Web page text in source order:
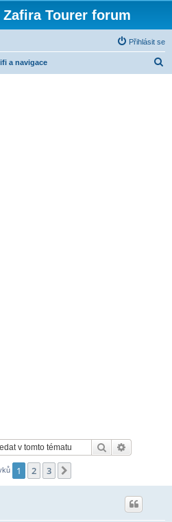
Tourer forum
Přihlásit se
a navigace
Hledat
1 2 3